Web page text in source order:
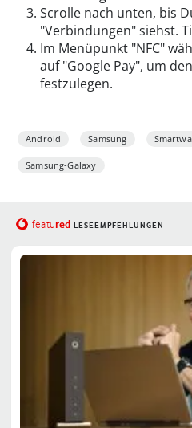
Scrolle nach unten, bis
"Verbindungen" siehst.
Im Menüpunkt "NFC"
auf "Google Pay", um
festzulegen.
Android Samsung
Samsung-Galaxy
featured LESEEMPFEHLUNGEN